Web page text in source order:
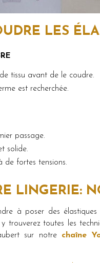
LES
tissu avant de le coudre.
est recherchée.
passage.
solide.
de fortes tensions.
LINGERIE:
à poser des
trouverez toutes les
sur notre chaîne